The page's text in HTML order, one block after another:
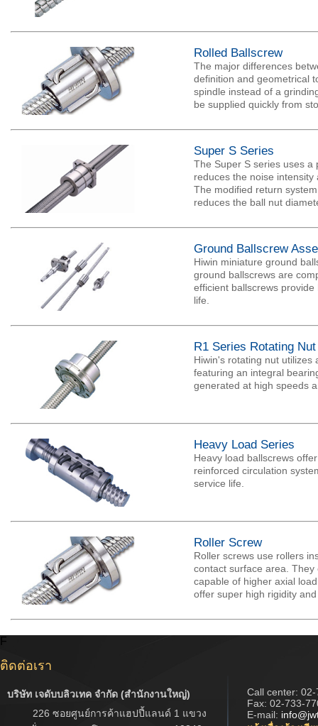
Rolled Ballscrew
The major differences
definition and geometrical
spindle instead of a
be supplied quickly from
Super S Series
The Super S series uses a
reduces the noise
The modified return
reduces the ball nut
Ground Ballscrew
Hiwin miniature ground
ground ballscrews are
efficient ballscrews
life.
R1 Series Rotating Nut
Hiwin's rotating nut utilizes
featuring an integral
generated at high speeds
Heavy Load Series
Heavy load ballscrews
reinforced circulation
service life.
Roller Screw
Roller screws use rollers
contact surface area.
capable of higher axial
offer super high rigidity
F
ติดต่อเรา
บริษัท เจดับบลิวเทค จำกัด (สำนักงานใหญ่)
226 ซอยศูนย์การค้าแฮปปี้แลนด์ 1 แขวง
Call center: 02-
Fax: 02-733-
E-mail: